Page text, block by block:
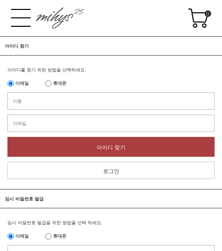
0
아이디 찾기
아이디를 찾기 위한 방법을 선택하세요.
이메일 휴대폰
아이디 찾기
로그인
임시 비밀번호 발급
임시 비밀번호 발급을 위한 방법을 선택 하세요.
이메일 휴대폰